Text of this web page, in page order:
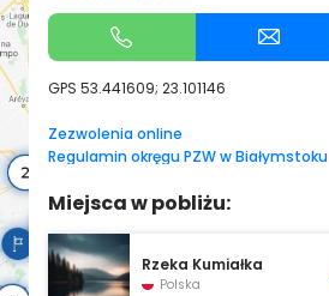
GPS 53.441609; 23.101146
Zezwolenia online
Regulamin okręgu PZW w Białymstoku
Miejsca w pobliżu:
Rzeka Kumiałka
Polska